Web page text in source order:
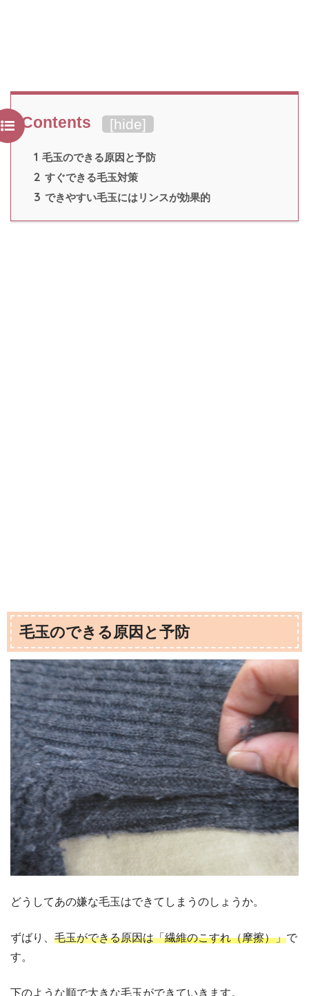
Contents [hide]
1 毛玉のできる原因と予防
2 すぐできる毛玉対策
3 できやすい毛玉にはリンスが効果的
毛玉のできる原因と予防
どうしてあの嫌な毛玉はできてしまうのしょうか。
ずばり、 毛玉ができる原因は「繊維のこすれ（摩擦）」で
す。
下のような順で大きな毛玉ができていきます。